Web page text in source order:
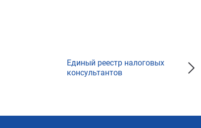
Единый реестр налоговых
консультантов